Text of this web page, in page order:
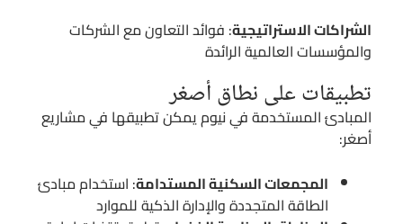
الشراكات الاستراتيجية: فوائد التعاون مع الشركات
والمؤسسات العالمية الرائدة
تطبيقات على نطاق أصغر
المبادئ المستخدمة في نيوم يمكن تطبيقها في مشاريع
أصغر:
المجمعات السكنية المستدامة: استخدام مبادئ
الطاقة المتجددة والإدارة الذكية للموارد